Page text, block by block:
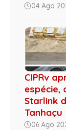
04 Ago
CIPRv
espécie,
Starlink
Tanhaçu
06 Ago